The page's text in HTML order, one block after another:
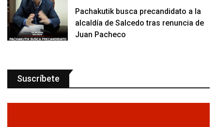
Pachakutik busca precandidato a la
alcaldía de Salcedo tras renuncia de
Juan Pacheco
Suscríbete